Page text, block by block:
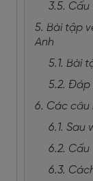
3.5. Cấu
5. Bài tập
Anh
5.1. Bài
5.2. Đáp
6. Các câu
6.1. Sau
6.2. Cấu
6.3.